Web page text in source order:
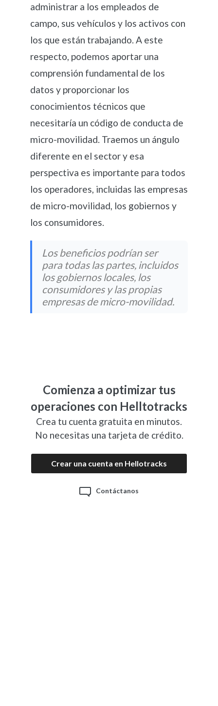
administrar a los empleados de
campo, sus vehículos y los activos con
los que están trabajando. A este
respecto, podemos aportar una
comprensión fundamental de los
datos y proporcionar los
conocimientos técnicos que
necesitaría un código de conducta de
micro-movilidad. Traemos un ángulo
diferente en el sector y esa
perspectiva es importante para todos
los operadores, incluidas las empresas
de micro-movilidad, los gobiernos y
los consumidores.
Los beneficios podrían ser
para todas las partes, incluidos
los gobiernos locales, los
consumidores y las propias
empresas de micro-movilidad.
Comienza a optimizar tus
operaciones con Helltotracks
Crea tu cuenta gratuita en minutos.
No necesitas una tarjeta de crédito.
Crear una cuenta en Hellotracks
Contáctanos